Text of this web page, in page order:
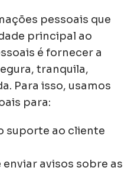
pessoais que
principal ao
é fornecer a
tranquila,
Para isso, usamos
para:
suporte ao cliente
avisos sobre as